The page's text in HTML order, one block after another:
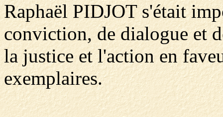
Raphaël PIDJOT s'était
conviction, de dialogue et
la justice et l'action en
exemplaires.